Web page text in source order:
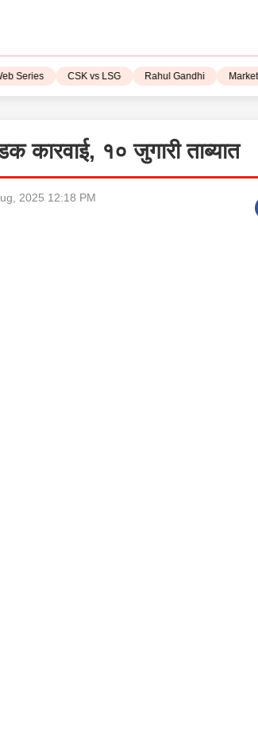
Series CSK vs LSG Rahul Gandhi Market
कारवाई, १० जुगारी ताब्यात
2025 12:18 PM